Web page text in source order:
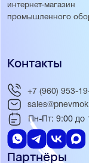
интернет-магазин
промышленного
Партнёры
Контакты
+7 (960) 953-
Пн-Пт: 9:00 до